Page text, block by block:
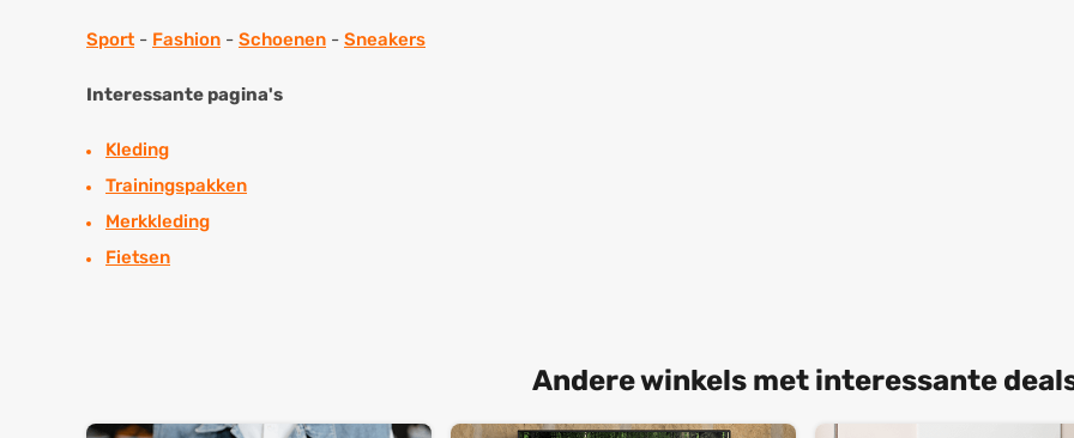
Sport - Fashion - Schoenen - Sneakers
Interessante pagina's
Kleding
Trainingspakken
Merkkleding
Fietsen
Andere winkels met interessante